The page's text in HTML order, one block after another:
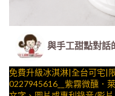
與手工甜點對話
免費升級冰淇淋|全台可宅|
0227945616__紫霧微醺．